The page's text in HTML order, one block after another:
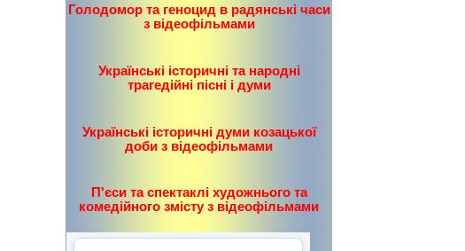
Голодомор та геноцид в радянські часи
з відеофільмами
Українські історичні та народні
трагедійні пісні і думи
Українські історичні думи козацької
доби з відеофільмами
П'єси та спектаклі художнього та
комедійного змісту з відеофільмами